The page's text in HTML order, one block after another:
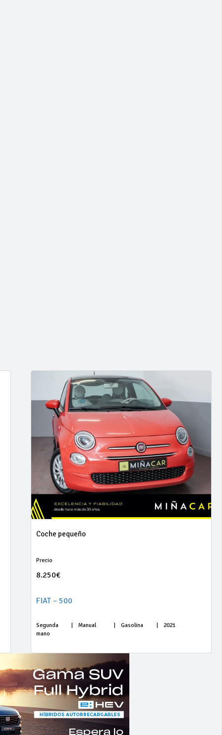
Coche pequeño
Precio
8.250€
FIAT – 500
Segunda
mano
Manual Gasolina 2021